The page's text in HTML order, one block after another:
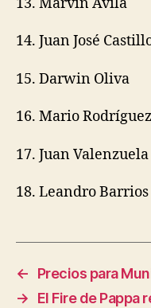
14. Juan José
15. Darwin Oliva
16. Mario Rodríguez
17. Juan Valenzuela
18. Leandro Barrios
←
Precios para
→
El Fire de Pappa